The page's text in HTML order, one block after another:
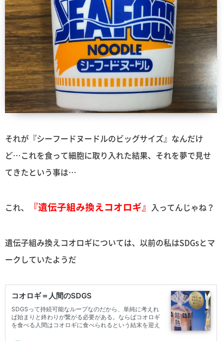
それが『シーフードヌードルのビッグサイズ』なんだけ
ど…これを食って細胞に取り入れた結果、それを夢で見せ
てきたという事は…
これ、 『遺伝子組み換えコオロギ』 入ってんじゃね？
遺伝子組み換えコオロギについては、以前の私はSDGsとマ
ークしていたようだ